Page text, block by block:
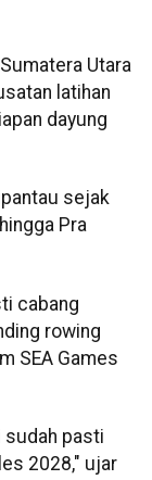
Utara
latihan
dayung
sejak
Pra
cabang
rowing
SEA Games
sudah pasti
2028," ujar